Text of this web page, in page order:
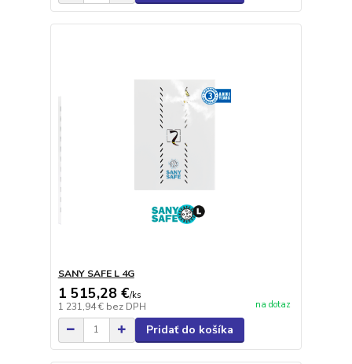
SANY SAFE L 4G
1 515,28 €/ks
1 231,94 € bez DPH na dotaz
Pridať do košíka